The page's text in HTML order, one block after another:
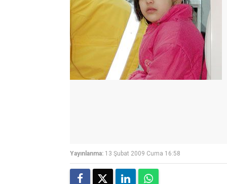
Yayınlanma: 13 Şubat 2009 Cuma 16:58